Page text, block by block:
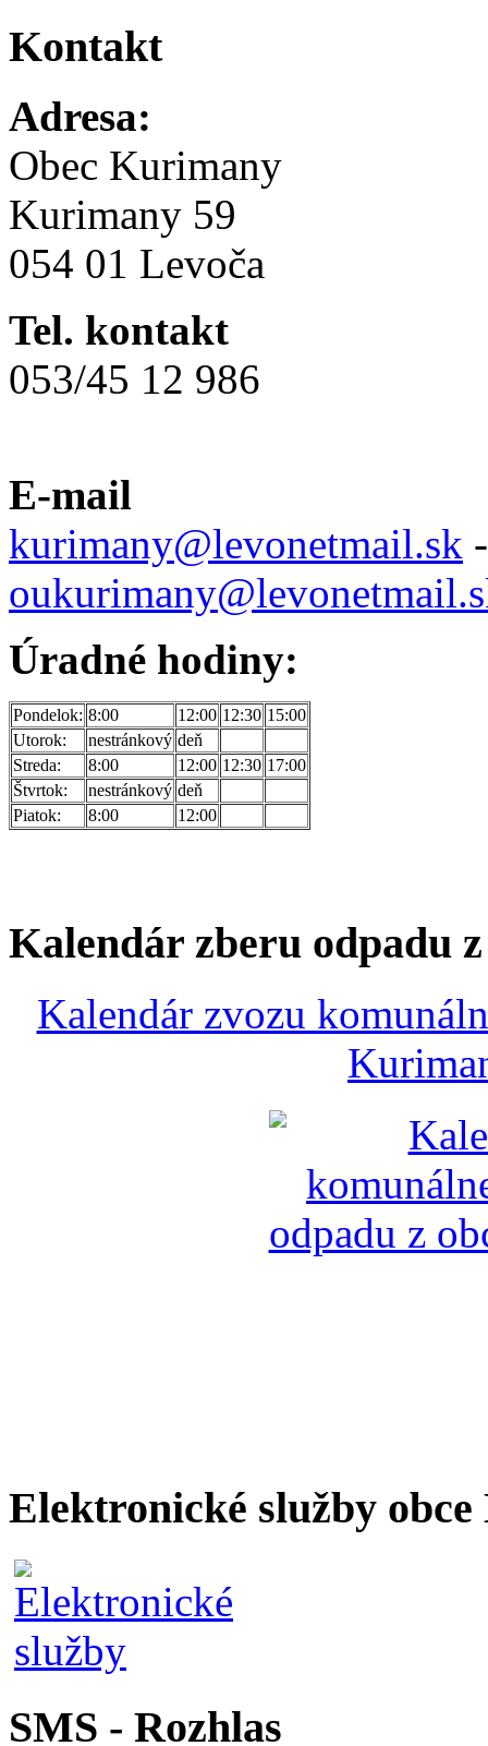
Kontakt
Adresa:
Obec Kurimany
Kurimany 59
054 01 Levoča
Tel. kontakt
053/45 12 986
E-mail
kurimany@levonetmail.sk
Úradné hodiny:
Pondelok: 8:00 12:00 12:30 15:00
Utorok:
nestránkový deň
Streda:
8:00 12:00 12:30 17:00
Štvrtok:
nestránkový deň
Piatok:
8:00 12:00
Kalendár zberu odpadu
Kalendár zvozu
Elektronické služby
SMS - Rozhlas